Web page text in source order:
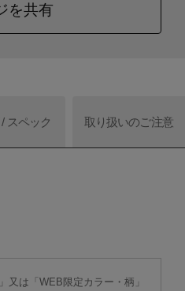
を共有
スペック 取り扱いのご注意
は「WEB限定カラー・柄」